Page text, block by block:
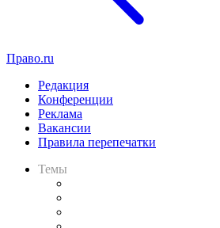
Право.ru
Редакция
Конференции
Реклама
Вакансии
Правила перепечатки
Темы